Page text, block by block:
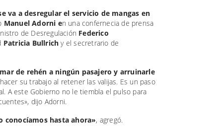
va a desregular el servicio de mangas en
Manuel Adorni en una confernecia de prensa
de Desregulación Federico
Patricia Bullrichy el secretrario de
de rehén a ningún pasajero y arruinarle
su trabajo al retener las valijas. Es un paso
A este Gobierno no le tiembla el pulso para
dijo Adorni.
conocíamos hasta ahora», agregó.